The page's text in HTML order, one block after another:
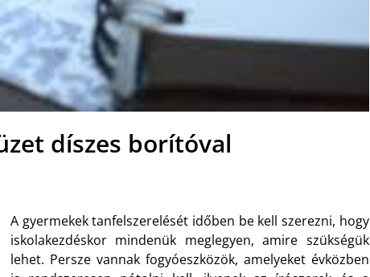
díszes borítóval
A gyermekek tanfelszerelését időben be kell szerezni, hogy
iskolakezdéskor mindenük meglegyen, amire szükségük
lehet. Persze vannak fogyóeszközök, amelyeket évközben